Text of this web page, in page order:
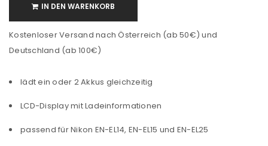
IN DEN WARENKORB
Kostenloser Versand nach Österreich (ab 50€) und
Deutschland (ab 100€)
lädt ein oder 2 Akkus gleichzeitig
LCD-Display mit Ladeinformationen
passend für Nikon EN-EL14, EN-EL15 und EN-EL25